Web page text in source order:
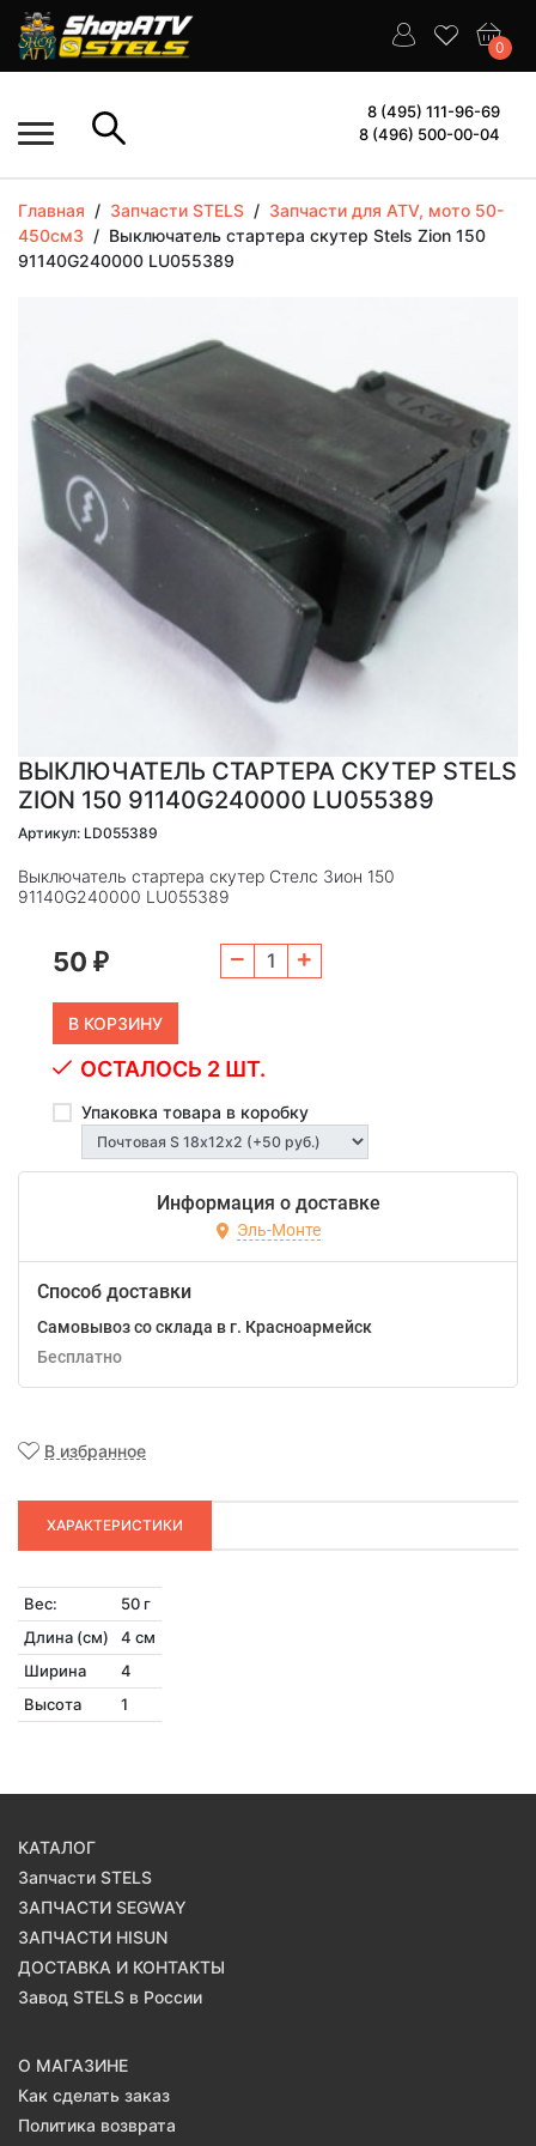
0
8 (495) 111-96-69
8 (496) 500-00-04
Главная / Запчасти STELS / Запчасти для ATV, мото 50-
450см3 / Выключатель стартера скутер Stels Zion 150
91140G240000 LU055389
ВЫКЛЮЧАТЕЛЬ СТАРТЕРА СКУТЕР STELS
ZION 150 91140G240000 LU055389
Артикул: LD055389
Выключатель стартера скутер Стелс Зион 150
91140G240000 LU055389
50 ₽
ОСТАЛОСЬ 2 ШТ.
Упаковка товара в коробку
Информация о доставке
Эль-Монте
Способ доставки
Самовывоз со склада в г. Красноармейск
Бесплатно
В избранное
ХАРАКТЕРИСТИКИ
Вес:
50 г
Длина (см)
4 см
Ширина
4
Высота
1
КАТАЛОГ
Запчасти STELS
ЗАПЧАСТИ SEGWAY
ЗАПЧАСТИ HISUN
ДОСТАВКА И КОНТАКТЫ
Завод STELS в России
О МАГАЗИНЕ
Как сделать заказ
Политика возврата